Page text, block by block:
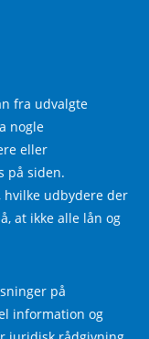
fra udvalgte
nogle
eller
på siden.
hvilke udbydere der
at ikke alle lån og
på
information og